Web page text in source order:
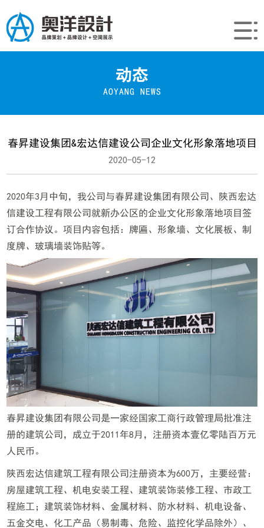
动态
AOYANG NEWS
春昇建设集团&宏达信建设公司企业文化形象落地项目
2020-05-12
2020年3月中旬，我公司与春昇建设集团有限公司、陕西宏达
信建设工程有限公司就新办公区的企业文化形象落地项目签
订合作协议。项目内容包括：牌匾、形象墙、文化展板、制
度牌、玻璃墙装饰贴等。
春昇建设集团有限公司是一家经国家工商行政管理局批准注
册的建筑公司，成立于2011年8月，注册资本壹亿零陆百万元
人民币。
陕西宏达信建筑工程有限公司注册资本为600万，主要经营：
房屋建筑工程、机电安装工程、建筑装饰装修工程、市政工
程施工；建筑装饰材料、金属材料、防水材料、机电设备、
五金交电、化工产品（易制毒、危险、监控化学品除外）、